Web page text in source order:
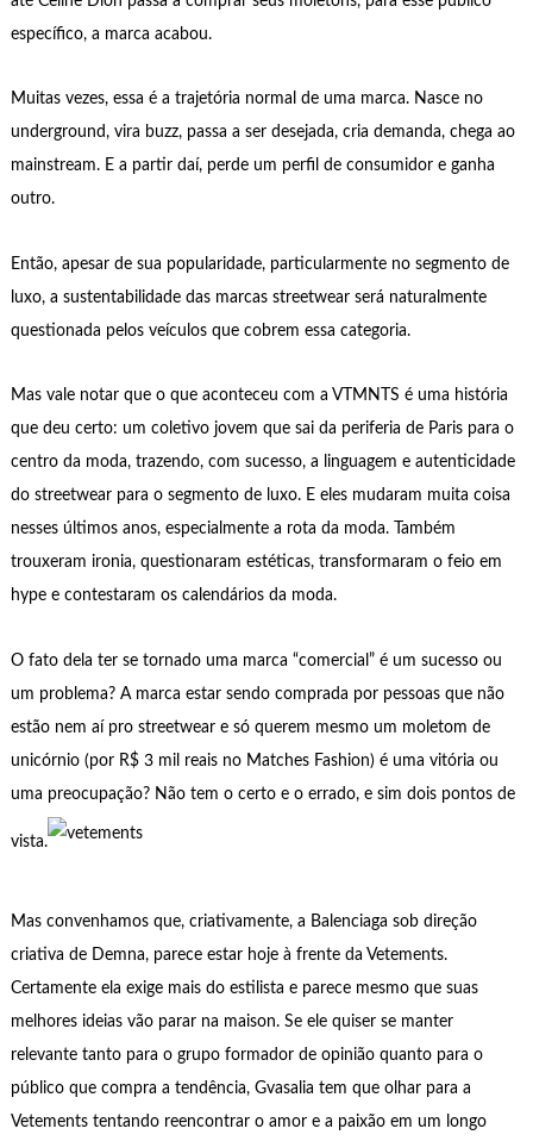
específico, a marca acabou.
Muitas vezes, essa é a trajetória normal de uma marca. Nasce no
underground, vira buzz, passa a ser desejada, cria demanda, chega ao
mainstream. E a partir daí, perde um perfil de consumidor e ganha
outro.
Então, apesar de sua popularidade, particularmente no segmento de
luxo, a sustentabilidade das marcas streetwear será naturalmente
questionada pelos veículos que cobrem essa categoria.
Mas vale notar que o que aconteceu com a VTMNTS é uma história
que deu certo: um coletivo jovem que sai da periferia de Paris para o
centro da moda, trazendo, com sucesso, a linguagem e autenticidade
do streetwear para o segmento de luxo. E eles mudaram muita coisa
nesses últimos anos, especialmente a rota da moda. Também
trouxeram ironia, questionaram estéticas, transformaram o feio em
hype e contestaram os calendários da moda.
O fato dela ter se tornado uma marca “comercial” é um sucesso ou
um problema? A marca estar sendo comprada por pessoas que não
estão nem aí pro streetwear e só querem mesmo um moletom de
unicórnio (por R$ 3 mil reais no Matches Fashion) é uma vitória ou
uma preocupação? Não tem o certo e o errado, e sim dois pontos de
vista.
Mas convenhamos que, criativamente, a Balenciaga sob direção
criativa de Demna, parece estar hoje à frente da Vetements.
Certamente ela exige mais do estilista e parece mesmo que suas
melhores ideias vão parar na maison. Se ele quiser se manter
relevante tanto para o grupo formador de opinião quanto para o
público que compra a tendência, Gvasalia tem que olhar para a
Vetements tentando reencontrar o amor e a paixão em um longo